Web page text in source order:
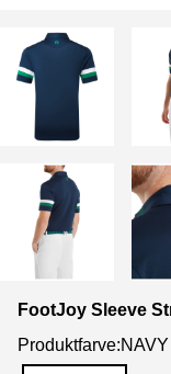
FootJoy Sleeve